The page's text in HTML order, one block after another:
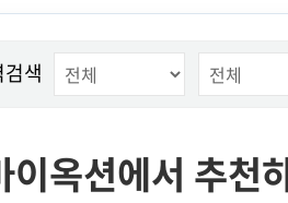
색
이옥션에서 추천